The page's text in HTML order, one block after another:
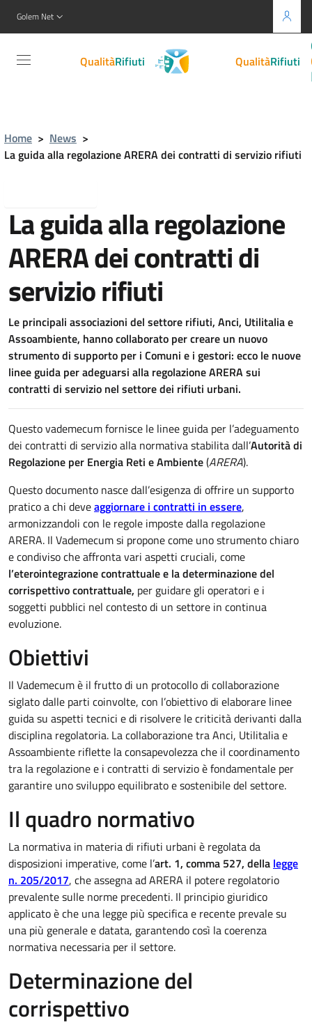
Golem Net
QualitàRifiuti QualitàRifiuti
Home > News >
La guida alla regolazione ARERA dei contratti di servizio rifiuti
La guida alla regolazione
ARERA dei contratti di
servizio rifiuti
Le principali associazioni del settore rifiuti, Anci, Utilitalia e
Assoambiente, hanno collaborato per creare un nuovo
strumento di supporto per i Comuni e i gestori: ecco le nuove
linee guida per adeguarsi alla regolazione ARERA sui
contratti di servizio nel settore dei rifiuti urbani.
Questo vademecum fornisce le linee guida per l’adeguamento
dei contratti di servizio alla normativa stabilita dall’Autorità di
Regolazione per Energia Reti e Ambiente(ARERA).
Questo documento nasce dall’esigenza di offrire un supporto
pratico a chi deveaggiornare i contratti in essere,
armonizzandoli con le regole imposte dalla regolazione
ARERA. Il Vademecum si propone come uno strumento chiaro
e condiviso che affronta vari aspetti cruciali, come
l’eterointegrazione contrattuale e la determinazione del
corrispettivo contrattuale, per guidare gli operatori e i
soggetti pubblici nel contesto di un settore in continua
evoluzione.
Obiettivi
Il Vademecum è il frutto di un protocollo di collaborazione
siglato dalle parti coinvolte, con l’obiettivo di elaborare linee
guida su aspetti tecnici e di risolvere le criticità derivanti dalla
disciplina regolatoria. La collaborazione tra Anci, Utilitalia e
Assoambiente riflette la consapevolezza che il coordinamento
tra la regolazione e i contratti di servizio è fondamentale per
garantire uno sviluppo equilibrato e sostenibile del settore.
Il quadro normativo
La normativa in materia di rifiuti urbani è regolata da
disposizioni imperative, come l’art. 1, comma 527, della legge
n. 205/2017, che assegna ad ARERA il potere regolatorio
prevalente sulle norme precedenti. Il principio giuridico
applicato è che una legge più specifica e recente prevale su
una più generale e datata, garantendo così la coerenza
normativa necessaria per il settore.
Determinazione del
corrispettivo